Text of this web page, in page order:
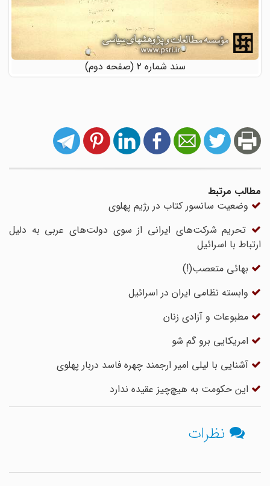
سند شماره ۲ (صفحه دوم)
مطالب مرتبط
وضعیت سانسور کتاب در رژیم پهلوی
تحریم شرکت‌های ایرانی از سوی دولت‌های عربی به دلیل
ارتباط با اسرائیل
بهائی متعصب‌(!)
وابسته نظامی ایران در اسرائیل
مطبوعات و آزادی زنان
امریکایی برو گم شو
آشنایی با لیلی امیر ارجمند چهره فاسد دربار پهلوی
این حکومت به هیچ‌چیز عقیده ندارد
نظرات